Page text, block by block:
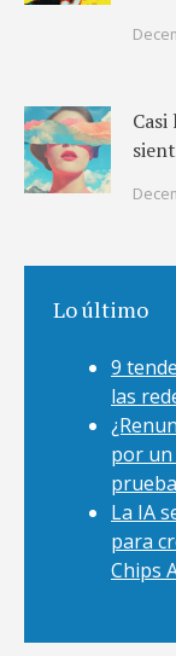
Lo último
9
las
por un
La IA
para
Chips